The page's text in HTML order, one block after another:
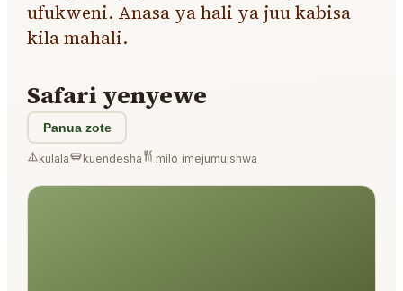
ufukweni. Anasa ya hali ya juu kabisa
kila mahali.
Safari yenyewe
Panua zote
kulala kuendesha milo imejumuishwa